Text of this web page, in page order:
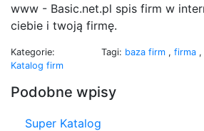
www - Basic.net.pl spis firm w
ciebie i twoją firmę.
Kategorie:
Katalog firm
Tagi: baza firm , firma ,
Podobne wpisy
Super Katalog